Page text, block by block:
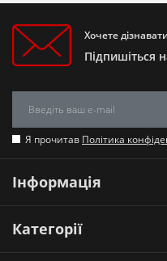
Хочете
Підпишіться
Я прочитав Політика
Інформація
Категорії